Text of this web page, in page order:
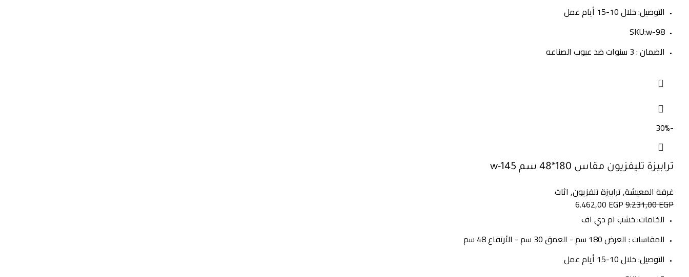
التوصيل: خلال 10-15 أيام عمل
SKU:w-98
الضمان : 3 سنوات ضد عيوب الصناعه
-30%
ترابيزة تليفزيون مقاس 180*48 سم w-145
غرفة المعيشة,ترابيزة تلفزيون, اثاث
9.231,00EGP
6.462,00 EGP
الخامات: خشب ام دي اف
المقاسات : العرض 180 سم - العمق 30 سم - الأرتفاع 48 سم
التوصيل: خلال 10-15 أيام عمل